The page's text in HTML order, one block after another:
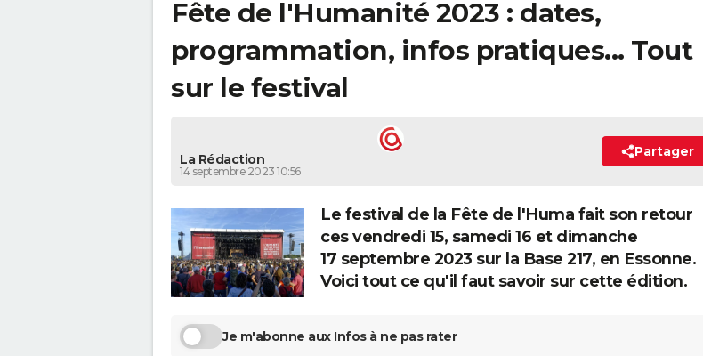
Fête de l'Humanité 2023 : dates,
programmation, infos pratiques... Tout
sur le festival
La Rédaction
14 septembre 2023 10:56
Partager
Le festival de la Fête de l'Huma fait son retour
ces vendredi 15, samedi 16 et dimanche
17 septembre 2023 sur la Base 217, en Essonne.
Voici tout ce qu'il faut savoir sur cette édition.
Je m'abonne aux Infos à ne pas rater